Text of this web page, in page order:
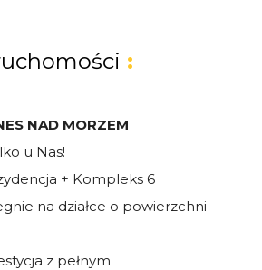
:
NAD MORZEM
u Nas!
+ Kompleks 6
na działce o powierzchni
z pełnym